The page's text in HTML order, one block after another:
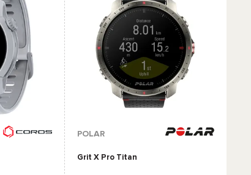
POLAR
Grit X Pro Titan